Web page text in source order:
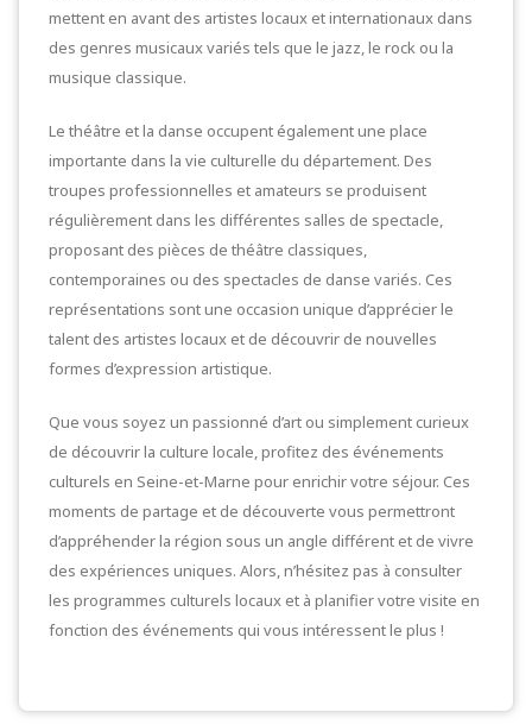
mettent en avant des artistes locaux et internationaux dans
des genres musicaux variés tels que le jazz, le rock ou la
musique classique.
Le théâtre et la danse occupent également une place
importante dans la vie culturelle du département. Des
troupes professionnelles et amateurs se produisent
régulièrement dans les différentes salles de spectacle,
proposant des pièces de théâtre classiques,
contemporaines ou des spectacles de danse variés. Ces
représentations sont une occasion unique d’apprécier le
talent des artistes locaux et de découvrir de nouvelles
formes d’expression artistique.
Que vous soyez un passionné d’art ou simplement curieux
de découvrir la culture locale, profitez des événements
culturels en Seine-et-Marne pour enrichir votre séjour. Ces
moments de partage et de découverte vous permettront
d’appréhender la région sous un angle différent et de vivre
des expériences uniques. Alors, n’hésitez pas à consulter
les programmes culturels locaux et à planifier votre visite en
fonction des événements qui vous intéressent le plus !